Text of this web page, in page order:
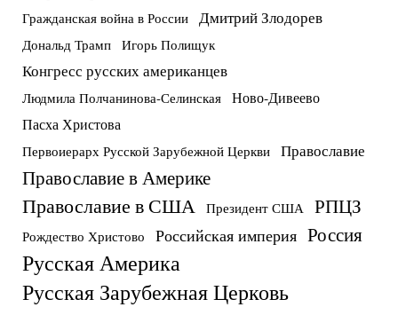
Гражданская война в России Дмитрий Злодорев
Дональд Трамп Игорь Полищук
Конгресс русских американцев
Людмила Полчанинова-Селинская Ново-Дивеево
Пасха Христова
Первоиерарх Русской Зарубежной Церкви Православие
Православие в Америке
Православие в США Президент США РПЦЗ
Рождество Христово Российская империя Россия
Русская Америка
Русская Зарубежная Церковь